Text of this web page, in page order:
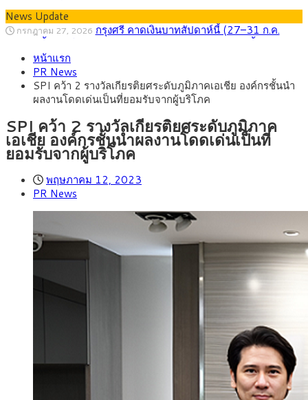
News Update
กรกฎาคม 27, 2026 กรุงศรี คาดเงินบาทสัปดาห์นี้ (27–31 ก.ค.
หน้ารถไฟฟ้าสงขลา โมโนเรล 12.54 กม. เชื่อมเมืองหาดใหญ่
สิงหาคม 4, 2026
รายหัวเพียง 2,618 บาท เสนอทบทวนจัดสรรงบให้สอดคล้องภาระ
งานจริง
สิงหาคม 3, 2026
กรุงศรี คาดเงินบาทสัปดาห์นี้ซื้อขายในกรอบ
33.00-33.60 ติดตามข้อมูลจ้างงานสหรัฐฯ
สิงหาคม 1, 2026 “เอกนิติ” เปิดเครื่องยนต์เศรษฐกิจใหม่ของไทย
เดินหน้า 5 ยุทธศาสตร์ รื้อโครงสร้างเศรษฐกิจ ดันไทยโตเต็ม
ศักยภาพ
กรกฎาคม 27, 2026 ภัยเงียบใกล้ตัวเด็ก LSD “แสตมป์เมา” ยาเสพ
ติดลายการ์ตูน กรมศุลกากร เตือนผู้ปกครองเฝ้าระวัง หลังยึดล็อต
ใหญ่จากเยอรมนี
หน้าแรก
PR News
SPI คว้า 2 รางวัลเกียรติยศระดับภูมิภาคเอเชีย องค์กรชั้นนำ
ผลงานโดดเด่นเป็นที่ยอมรับจากผู้บริโภค
SPI คว้า 2 รางวัลเกียรติยศระดับภูมิภาค
เอเชีย องค์กรชั้นนำผลงานโดดเด่นเป็นที่
ยอมรับจากผู้บริโภค
พฤษภาคม 12, 2023
PR News